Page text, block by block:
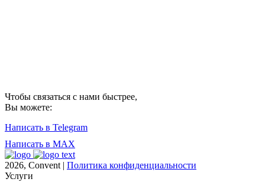
Чтобы связаться с нами быстрее,
Вы можете:
Написать в Telegram
Написать в MAX
2026, Convent | Политика конфиденциальности
Услуги